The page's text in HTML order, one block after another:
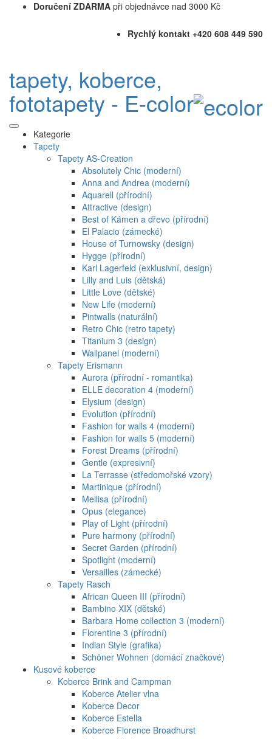
Doručení ZDARMA při objednávce nad 3000 Kč
Rychlý kontakt +420 608 449 590
tapety, koberce,
fototapety - E-color
Kategorie
Tapety
Tapety AS-Creation
Absolutely Chic (moderní)
Anna and Andrea (moderní)
Aquarell (přírodní)
Attractive (design)
Best of Kámen a dřevo (přírodní)
El Palacio (zámecké)
House of Turnowsky (design)
Hygge (přírodní)
Karl Lagerfeld (exklusivní, design)
Lilly and Luis (dětská)
Little Love (dětské)
New Life (moderní)
Pintwalls (naturální)
Retro Chic (retro tapety)
Titanium 3 (design)
Wallpanel (moderní)
Tapety Erismann
Aurora (přírodní - romantika)
ELLE decoration 4 (moderní)
Elysium (design)
Evolution (přírodní)
Fashion for walls 4 (moderní)
Fashion for walls 5 (moderní)
Forest Dreams (přírodní)
Gentle (expresivní)
La Terrasse (středomořské vzory)
Martinique (přírodní)
Mellisa (přírodní)
Opus (elegance)
Play of Light (přírodní)
Pure harmony (přírodní)
Secret Garden (přírodní)
Spotlight (moderní)
Versailles (zámecké)
Tapety Rasch
African Queen III (přírodní)
Bambino XIX (dětské)
Barbara Home collection 3 (moderní)
Florentine 3 (přírodní)
Indian Style (grafika)
Schöner Wohnen (domácí značkové)
Kusové koberce
Koberce Brink and Campman
Koberce Atelier vlna
Koberce Decor
Koberce Estella
Koberce Florence Broadhurst